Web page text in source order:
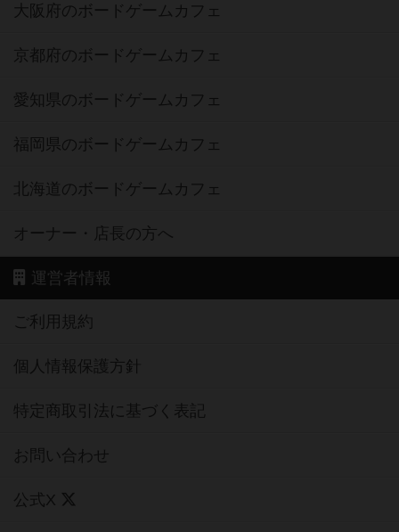
大阪府のボードゲームカフェ
京都府のボードゲームカフェ
愛知県のボードゲームカフェ
福岡県のボードゲームカフェ
北海道のボードゲームカフェ
オーナー・店長の方へ
運営者情報
ご利用規約
個人情報保護方針
特定商取引法に基づく表記
お問い合わせ
公式X